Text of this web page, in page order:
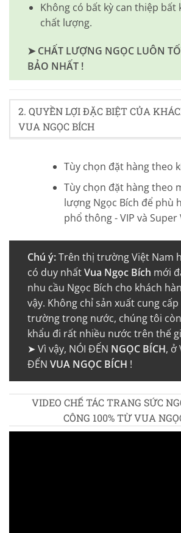
Không có bất kỳ can thiệp bất
chất lượng.
➤ CHẤT LƯỢNG NGỌC LUÔN
BẢO NHẤT !
2. QUYỀN LỢI ĐẶC BIỆT CỦA
VUA NGỌC BÍCH
Tùy chọn đặt hàng theo
Tùy chọn đặt hàng theo
lượng Ngọc Bích để phù
phổ thông - VIP và Super
Chú ý:Trên thị trường Việt Nam
có duy nhấtVua Ngọc Bích mới
nhu cầu Ngọc Bích cho khách
vậy. Không chỉ sản xuất cung
trường trong nước, chúng tôi
khẩu đi rất nhiều nước trên thế
➤ Vì vậy, NÓI ĐẾN NGỌC BÍCH, ở
ĐẾN VUA NGỌC BÍCH !
VIDEO CHẾ TÁC TRANG SỨC
CÔNG 100% TỪ VUA